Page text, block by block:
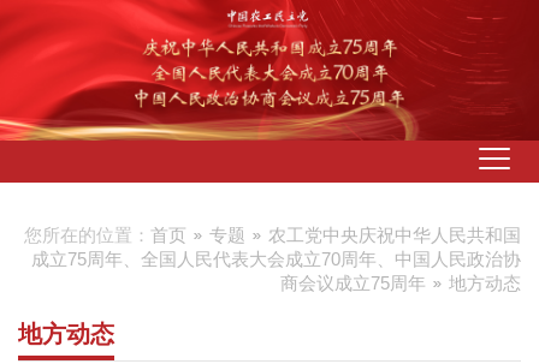
您所在的位置： 首页 专题
农工党中央庆祝中华人民共和国
成立75周年、全国人民代表大会成立70周年、中国人民政治协
商会议成立75周年
地方动态
地方动态